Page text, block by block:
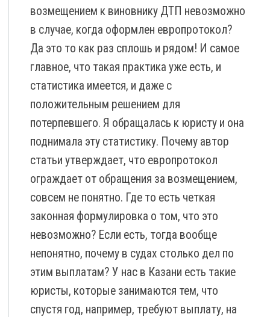
возмещением к виновнику ДТП невозможно
в случае, когда оформлен европротокол?
Да это то как раз сплошь и рядом! И самое
главное, что такая практика уже есть, и
статистика имеется, и даже с
положительным решением для
потерпевшего. Я обращалась к юристу и она
поднимала эту статистику. Почему автор
статьи утверждает, что европротокол
ограждает от обращения за возмещением,
совсем не понятно. Где то есть четкая
законная формулировка о том, что это
невозможно? Если есть, тогда вообще
непонятно, почему в судах столько дел по
этим выплатам? У нас в Казани есть такие
юристы, которые занимаются тем, что
спустя год, например, требуют выплату, на